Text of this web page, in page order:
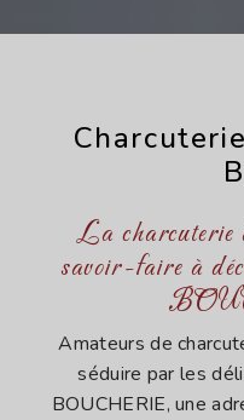
La
savoir-faire à
Amateurs de
séduire par les
BOUCHERIE, une